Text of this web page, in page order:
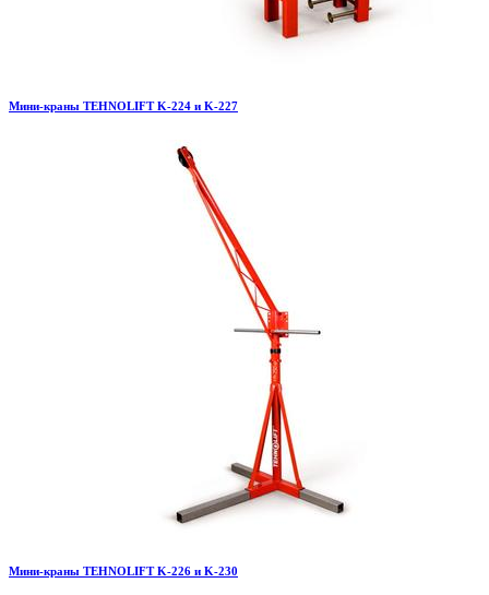
Мини-краны TEHNOLIFT K-224 и K-227
Мини-краны TEHNOLIFT K-226 и K-230